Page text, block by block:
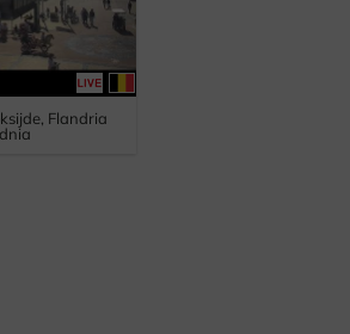
Flandria